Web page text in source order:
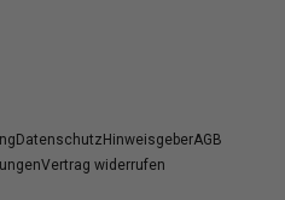
DatenschutzHinweisgeberAGB
Vertrag widerrufen